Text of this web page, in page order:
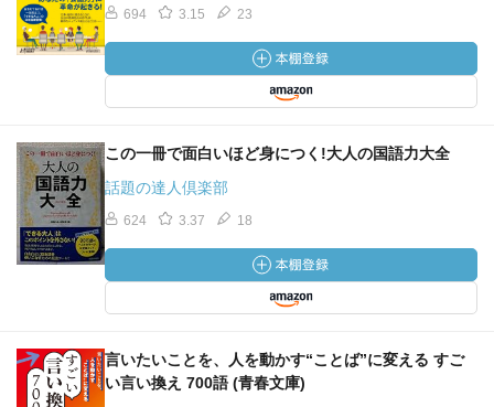
694 3.15 23
この一冊で面白いほど身につく!大人の国語力大全
話題の達人倶楽部
624 3.37 18
言いたいことを、人を動かす“ことば”に変える すご
い言い換え 700語 (青春文庫)